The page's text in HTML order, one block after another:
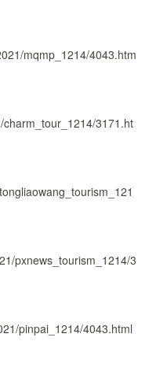
mqmp_1214/4043.htm
3171.ht
pxnews_tourism_1214/3
pinpai_1214/4043.html